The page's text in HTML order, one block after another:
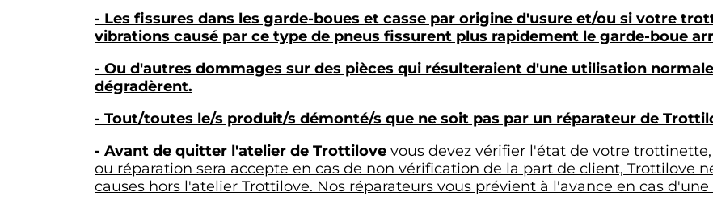
- Les fissures dans les garde-boues et casse par origine d'usure et/ou si votre
vibrations causé par ce type de pneus fissurent plus rapidement le garde-boue
- Ou d'autres dommages sur des pièces qui résulteraient d'une utilisation
dégradèrent.
- Tout/toutes le/s produit/s démonté/s que ne soit pas par un réparateur de
- Avant de quitter l'atelier de Trottilove vous devez vérifier l'état de votre
ou réparation sera accepte en cas de non vérification de la part de client, Trottilove
causes hors l'atelier Trottilove. Nos réparateurs vous prévient à l'avance en cas